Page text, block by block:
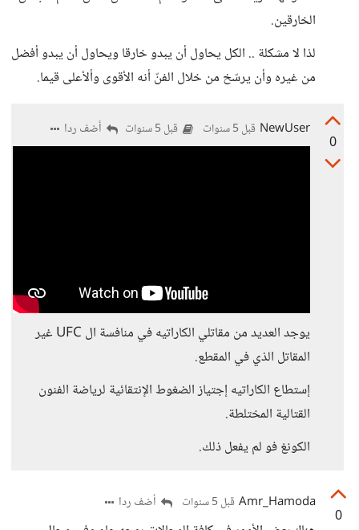
الخارقين.
لذا لا مشكلة .. الكل يحاول أن يبدو خارقا ويحاول أن يبدو أفضل
من غيره وأن يرسّخ من خلال الفنّ أنه الأقوى وألأعلى قيما.
0
NewUser قبل 5 سنوات قبل 5 سنوات أضف ردا
يوجد العديد من مقاتلي الكاراتيه في منافسة ال UFC غير
المقاتل الذي في المقطع.
إستطاع الكاراتيه إجتياز الضغوط الإنتقائية لرياضة الفنون
القتالية المختلطة.
الكونغ فو لم يفعل ذلك.
0
Amr_Hamoda قبل 5 سنوات أضف ردا